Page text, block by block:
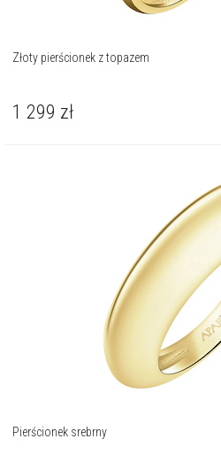
Złoty pierścionek z topazem
1 299 zł
Pierścionek srebrny